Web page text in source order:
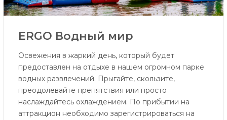
ERGO Водный мир
Освежения в жаркий день, который будет
предоставлен на отдыхе в нашем огромном парке
водных развлечений. Прыгайте, скользите,
преодолевайте препятствия или просто
наслаждайтесь охлаждением. По прибытии на
аттракцион необходимо зарегистрироваться на